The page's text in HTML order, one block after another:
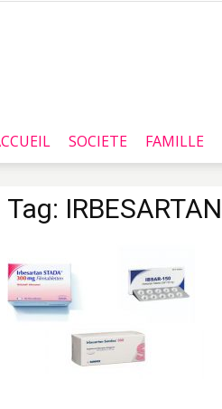
SOCIETE FAMILLE
Tag: IRBESARTAN